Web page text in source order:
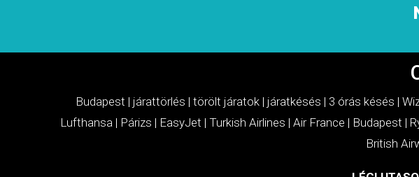
Budapest | járattörlés | törölt járatok | járatkésés | 3 órás késés |
Lufthansa | Párizs | EasyJet | Turkish Airlines | Air France | Budapest |
British